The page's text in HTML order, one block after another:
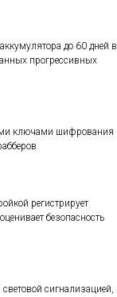
до 60 дней в
прогрессивных
ключами шифрования
регистрирует
безопасность
сигнализацией,